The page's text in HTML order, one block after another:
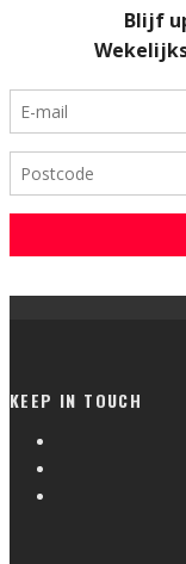
KEEP IN TOUCH